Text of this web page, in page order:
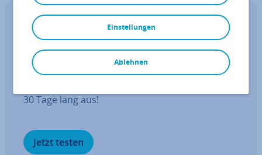
Free VPS Trial
vServer kostenlos testen für 30 Tage
Lassen Sie sich von den Vorteilen über­zeu­gen.
30 Tage lang aus!
Jetzt testen
Ablehnen
Einstellungen